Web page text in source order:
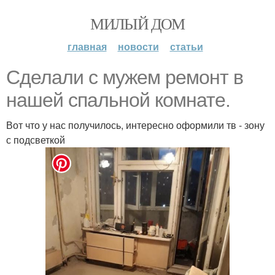
МИЛЫЙ ДОМ
главная новости статьи
Сделали с мужем ремонт в
нашей спальной комнате.
Вот что у нас получилось, интересно оформили тв - зону
с подсветкой